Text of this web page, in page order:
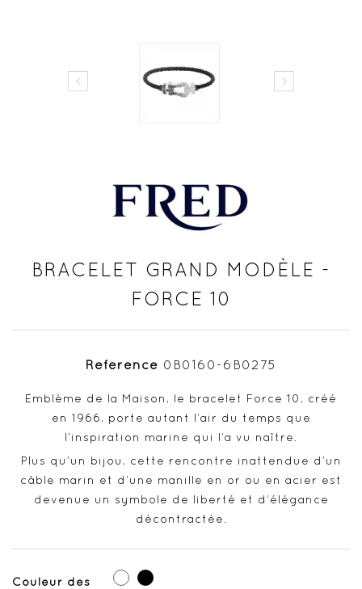
 
BRACELET GRAND MODÈLE -
FORCE 10
Référence 0B0160-6B0275
Emblème de la Maison, le bracelet Force 10, créé
en 1966, porte autant l’air du temps que
l’inspiration marine qui l’a vu naître.
Plus qu’un bijou, cette rencontre inattendue d’un
câble marin et d’une manille en or ou en acier est
devenue un symbole de liberté et d’élégance
décontractée.
Couleur des
BlancNoir